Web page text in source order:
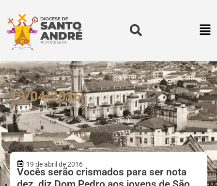
19/04/2016
19 de abril de 2016
Vocês serão crismados para ser nota